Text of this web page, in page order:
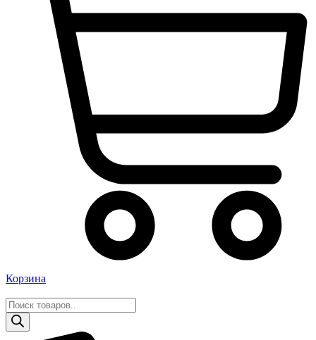
Корзина
Поиск
товаров